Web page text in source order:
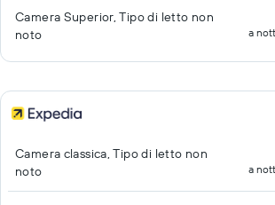
Camera Superior, Tipo di letto non
noto
a
Camera classica, Tipo di letto non
noto
a